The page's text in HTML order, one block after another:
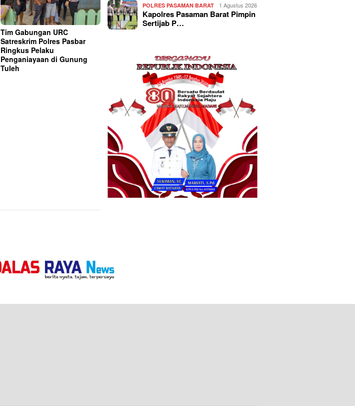
Tim Gabungan URC
Satreskrim Polres Pasbar
Ringkus Pelaku
Penganiayaan di Gunung
Tuleh
POLRES PASAMAN BARAT 1 Agustus 2026
Kapolres Pasaman Barat Pimpin
Sertijab P…